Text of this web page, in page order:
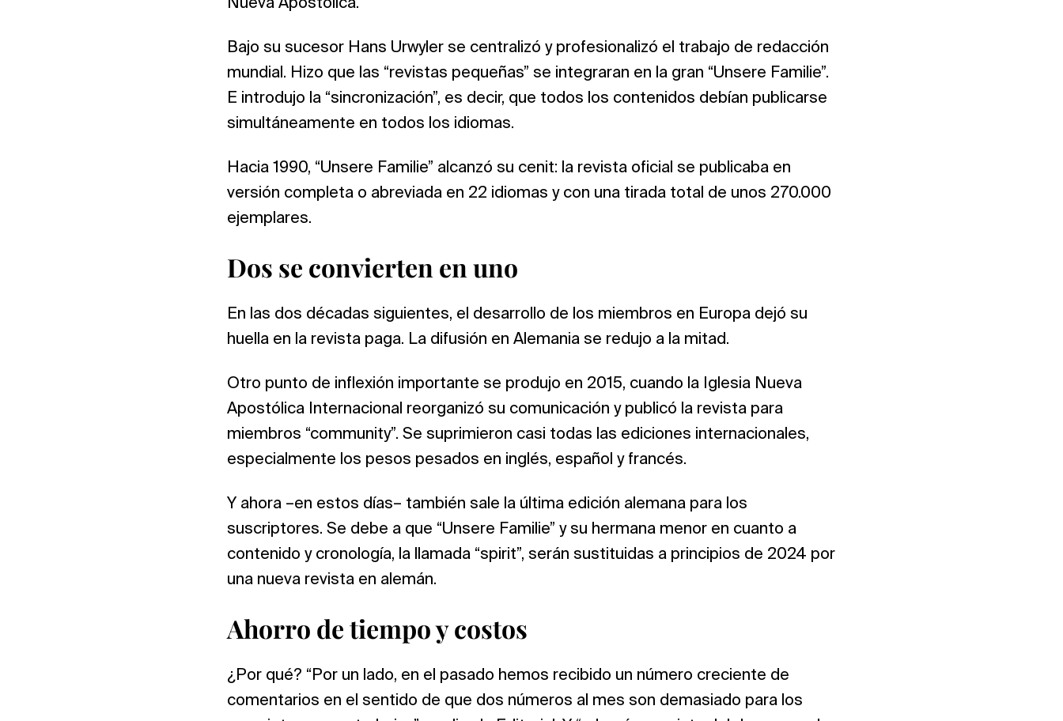
Nueva Apostólica.
Bajo su sucesor Hans Urwyler se centralizó y profesionalizó el trabajo de redacción
mundial. Hizo que las “revistas pequeñas” se integraran en la gran “Unsere Familie”.
E introdujo la “sincronización”, es decir, que todos los contenidos debían publicarse
simultáneamente en todos los idiomas.
Hacia 1990, “Unsere Familie” alcanzó su cenit: la revista oficial se publicaba en
versión completa o abreviada en 22 idiomas y con una tirada total de unos 270.000
ejemplares.
Dos se convierten en uno
En las dos décadas siguientes, el desarrollo de los miembros en Europa dejó su
huella en la revista paga. La difusión en Alemania se redujo a la mitad.
Otro punto de inflexión importante se produjo en 2015, cuando la Iglesia Nueva
Apostólica Internacional reorganizó su comunicación y publicó la revista para
miembros “community”. Se suprimieron casi todas las ediciones internacionales,
especialmente los pesos pesados en inglés, español y francés.
Y ahora –en estos días– también sale la última edición alemana para los
suscriptores. Se debe a que “Unsere Familie” y su hermana menor en cuanto a
contenido y cronología, la llamada “spirit”, serán sustituidas a principios de 2024 por
una nueva revista en alemán.
Ahorro de tiempo y costos
¿Por qué? “Por un lado, en el pasado hemos recibido un número creciente de
comentarios en el sentido de que dos números al mes son demasiado para los